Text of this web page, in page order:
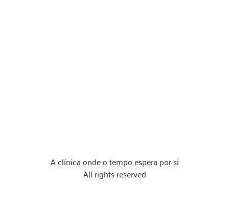
A clínica onde o tempo espera por si
All rights reserved